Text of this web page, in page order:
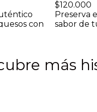
con
$120.000
Preserva
sabor de
más